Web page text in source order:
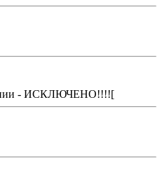
копии - ИСКЛЮЧЕНО!!!![